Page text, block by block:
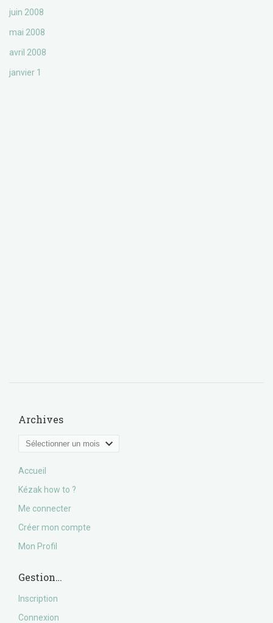
juin 2008
mai 2008
avril 2008
janvier 1
Archives
Archives
Accueil
Kézak how to ?
Me connecter
Créer mon compte
Mon Profil
Gestion…
Inscription
Connexion